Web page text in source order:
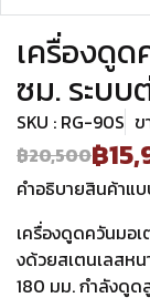
เครื่องดู
ซม. ระบบ
SKU : RG-90S
฿20,500฿
คำอธิบายสินค้าแ
เครื่องดูดควันมอ
งด้วยสเตนเลสห
180 มม. กำลังดู